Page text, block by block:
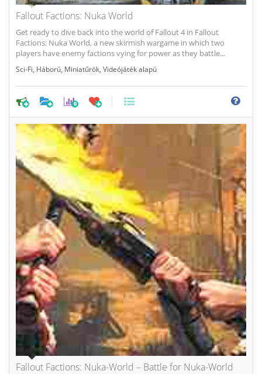
Fallout Factions: Nuka World
Get ready to dive back into the world of Fallout 4 in Fallout
Factions: Nuka World, a new skirmish wargame in which two
players have enemy factions vying for power as they battle...
Sci-Fi Háború Miniatűrök Videójáték alapú
0
Fallout Factions: Nuka-World – Battle for Nuka-World